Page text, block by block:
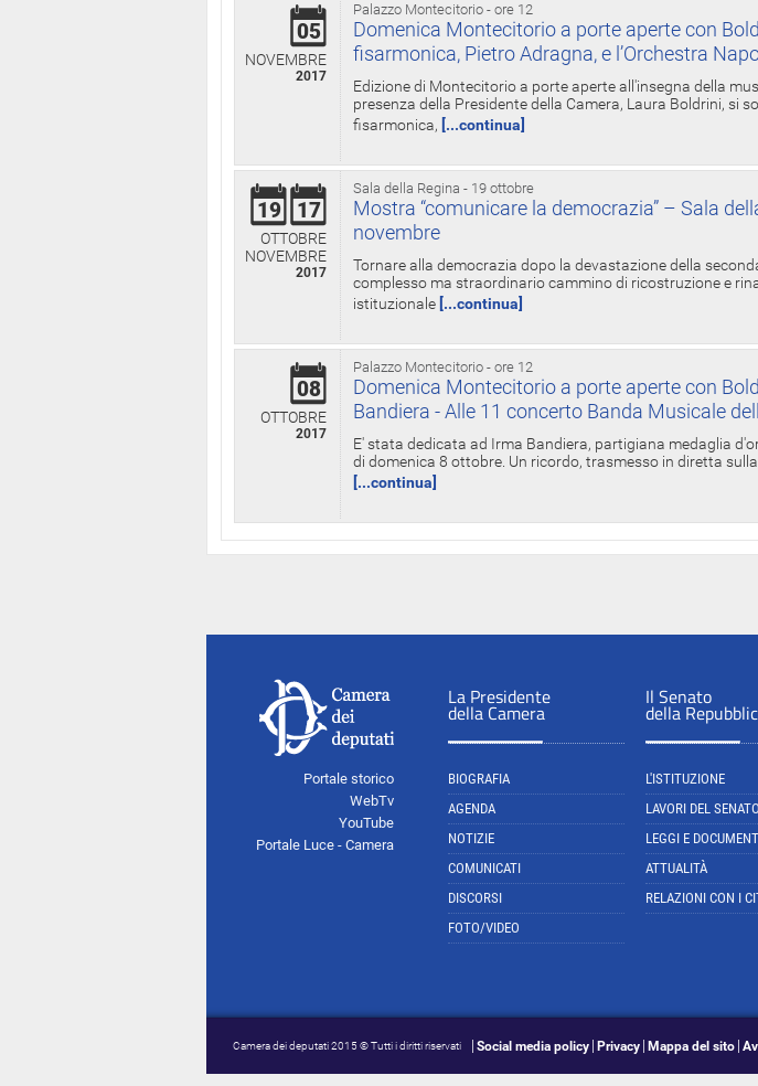
Palazzo Montecitorio - ore 12
05
NOVEMBRE
2017
Domenica Montecitorio a porte aperte con
fisarmonica, Pietro Adragna, e l’Orchestra
Edizione di Montecitorio a porte aperte all'insegna della
presenza della Presidente della Camera, Laura Boldrini, si
fisarmonica, [...continua]
Sala della Regina - 19 ottobre
19 17
OTTOBRE
NOVEMBRE
2017
Mostra “comunicare la democrazia” – Sala
novembre
Tornare alla democrazia dopo la devastazione della
complesso ma straordinario cammino di ricostruzione e
istituzionale [...continua]
Palazzo Montecitorio - ore 12
08
OTTOBRE
2017
Domenica Montecitorio a porte aperte con
Bandiera - Alle 11 concerto Banda Musicale
E' stata dedicata ad Irma Bandiera, partigiana medaglia
di domenica 8 ottobre. Un ricordo, trasmesso in diretta
[...continua]
Portale storico
WebTv
YouTube
Portale Luce - Camera
La Presidente
della Camera
BIOGRAFIA
AGENDA
NOTIZIE
COMUNICATI
DISCORSI
FOTO/VIDEO
Il Senato
della
L'ISTITUZIONE
LAVORI DEL SENATO
LEGGI E
ATTUALITÀ
RELAZIONI CON I
Camera dei deputati 2015 © Tutti i diritti riservati Social media policy Privacy Mappa del sito